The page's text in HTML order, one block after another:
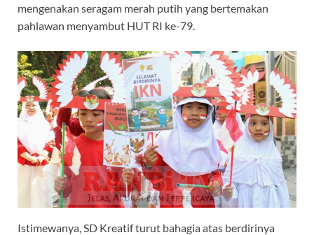
mengenakan seragam merah putih yang bertemakan
pahlawan menyambut HUT RI ke-79.
Istimewanya, SD Kreatif turut bahagia atas berdirinya